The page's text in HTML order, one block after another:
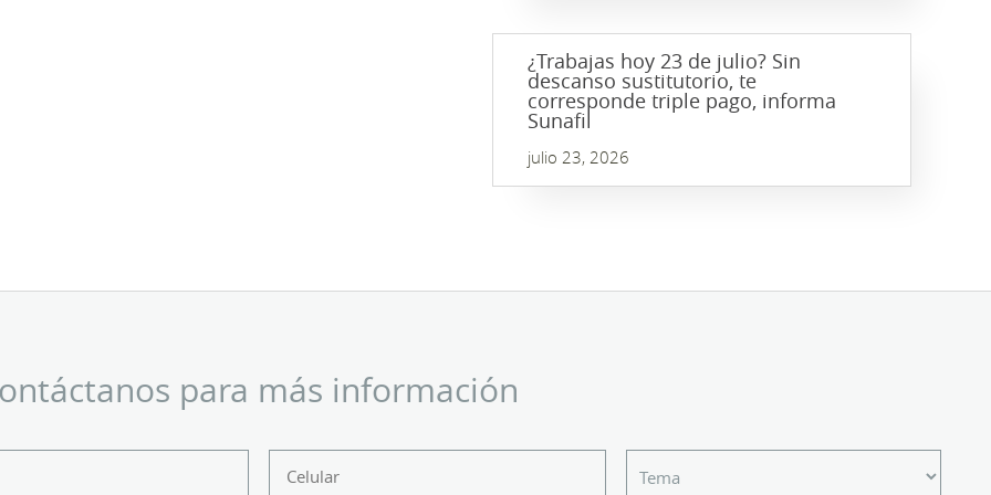
¿Trabajas hoy 23 de julio? Sin
descanso sustitutorio, te
corresponde triple pago, informa
Sunafil
julio 23, 2026
para más información